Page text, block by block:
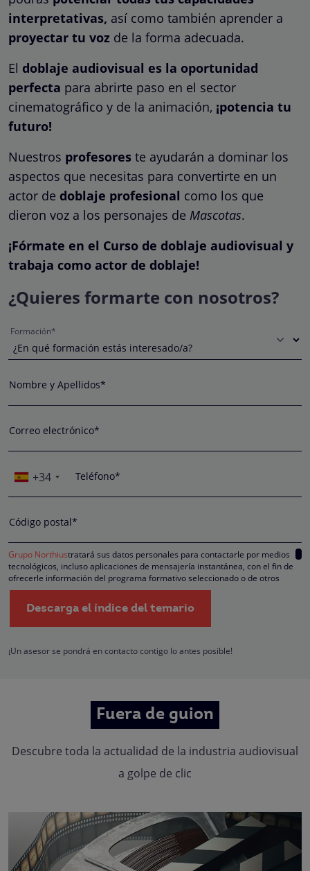
interpretativas, así como también aprender a
proyectar tu voz de la forma adecuada.
El doblaje audiovisual es la oportunidad
perfecta para abrirte paso en el sector
cinematográfico y de la animación, ¡potencia tu
futuro!
Nuestros profesores te ayudarán a dominar los
aspectos que necesitas para convertirte en un
actor de doblaje profesional como los que
dieron voz a los personajes de Mascotas.
¡Fórmate en el Curso de doblaje audiovisual y
trabaja como actor de doblaje!
¿Quieres formarte con nosotros?
Formación*
Nombre y Apellidos*
Correo electrónico*
+34 Teléfono*
Código postal*
Grupo Northiustratará sus datos personales para contactarle por medios
tecnológicos, incluso aplicaciones de mensajería instantánea, con el fin de
ofrecerle información del programa formativo seleccionado o de otros
directamente relacionados con el interés manifestado y, en su caso, para
tramitar la contratación correspondiente. Compartiremos su solicitud con las
empresas que conforman elGrupo Northius, con el objeto de que estas
hacerle llegar la mejor oferta de productos y servicios de acuerdo a su
oposición, limitación, tal y como se explica en laPolítica de Privacidad
Descarga el índice del temario
¡Un asesor se pondrá en contacto contigo lo antes posible!
Fuera de guion
Descubre toda la actualidad de la industria audiovisual
a golpe de clic